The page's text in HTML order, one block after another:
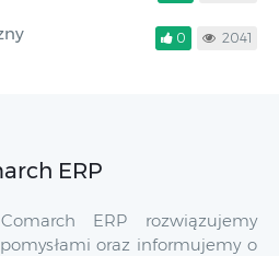
0 2041
ERP
ERP rozwiązujemy
oraz informujemy o